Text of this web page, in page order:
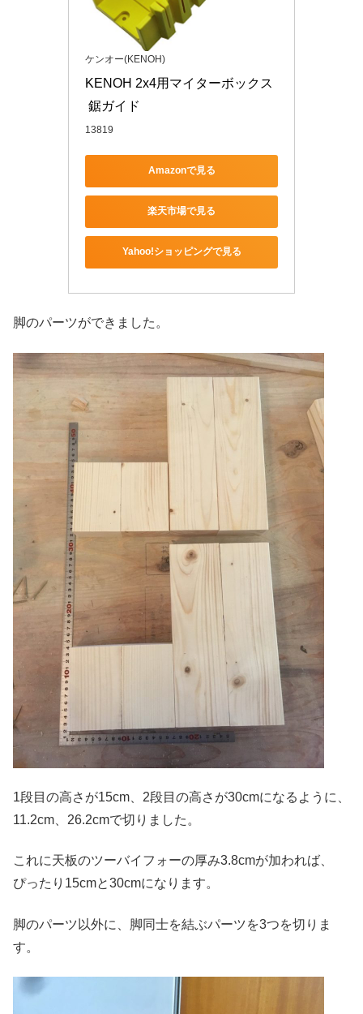
ケンオー(KENOH)
KENOH 2x4用マイターボックス
鋸ガイド
13819
Amazonで見る
楽天市場で見る
Yahoo!ショッピングで見る
脚のパーツができました。
1段目の高さが15cm、2段目の高さが30cmになるように、
11.2cm、26.2cmで切りました。
これに天板のツーバイフォーの厚み3.8cmが加われば、
ぴったり15cmと30cmになります。
脚のパーツ以外に、脚同士を結ぶパーツを3つを切りま
す。